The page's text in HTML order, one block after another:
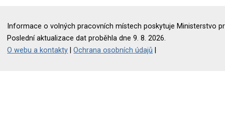
Informace o volných pracovních místech poskytuje Ministerstvo
Poslední aktualizace dat proběhla dne 9. 8. 2026.
O webu a kontakty |Ochrana osobních údajů